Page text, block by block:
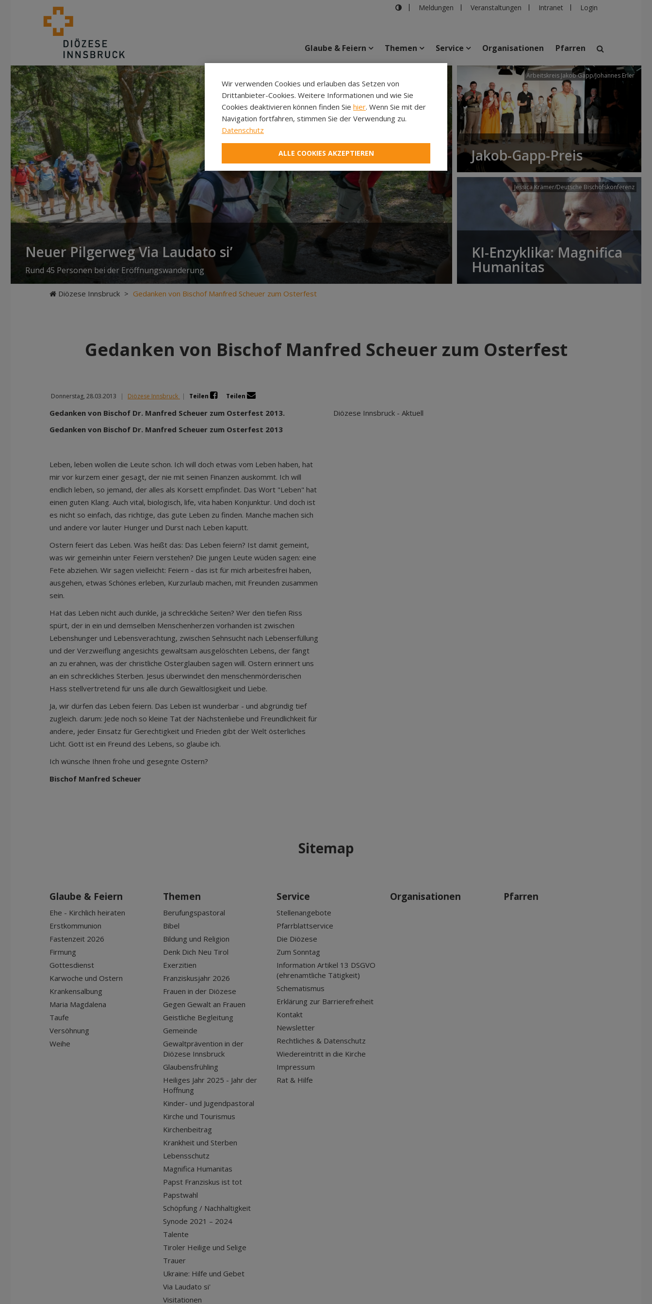
Meldungen Veranstaltungen Intranet Login
suchen
Veranstaltungen Personen Pfarren Einrichtungen
Glaube & Feiern Themen Service Organisationen Pfarren
Neuer Pilgerweg Via Laudato si’
Rund 45 Personen bei der Eröffnungswanderung
Arbeitskreis Jakob Gapp/Johannes Erler
Jakob-Gapp-Preis
Jessica Krämer/Deutsche Bischofskonferenz
KI-Enzyklika: Magnifica
Humanitas
Diözese Innsbruck > Gedanken von Bischof Manfred Scheuer zum Osterfest
Gedanken von Bischof Manfred Scheuer zum Osterfest
Donnerstag, 28.03.2013 | Diözese Innsbruck | Teilen Teilen
Gedanken von Bischof Dr. Manfred Scheuer zum Osterfest 2013.
Gedanken von Bischof Dr. Manfred Scheuer zum Osterfest 2013
Leben, leben wollen die Leute schon. Ich will doch etwas vom Leben haben, hat
mir vor kurzem einer gesagt, der nie mit seinen Finanzen auskommt. Ich will
endlich leben, so jemand, der alles als Korsett empfindet. Das Wort "Leben" hat
einen guten Klang. Auch vital, biologisch, life, vita haben Konjunktur. Und doch ist
es nicht so einfach, das richtige, das gute Leben zu finden. Manche machen sich
und andere vor lauter Hunger und Durst nach Leben kaputt.
Ostern feiert das Leben. Was heißt das: Das Leben feiern? Ist damit gemeint,
was wir gemeinhin unter Feiern verstehen? Die jungen Leute wüden sagen: eine
Fete abziehen. Wir sagen vielleicht: Feiern - das ist für mich arbeitesfrei haben,
ausgehen, etwas Schönes erleben, Kurzurlaub machen, mit Freunden zusammen
sein.
Hat das Leben nicht auch dunkle, ja schreckliche Seiten? Wer den tiefen Riss
spürt, der in ein und demselben Menschenherzen vorhanden ist zwischen
Lebenshunger und Lebensverachtung, zwischen Sehnsucht nach Lebenserfüllung
und der Verzweiflung angesichts gewaltsam ausgelöschten Lebens, der fängt
an zu erahnen, was der christliche Osterglauben sagen will. Ostern erinnert uns
an ein schreckliches Sterben. Jesus überwindet den menschenmörderischen
Hass stellvertretend für uns alle durch Gewaltlosigkeit und Liebe.
Ja, wir dürfen das Leben feiern. Das Leben ist wunderbar - und abgründig tief
zugleich. darum: Jede noch so kleine Tat der Nächstenliebe und Freundlichkeit für
andere, jeder Einsatz für Gerechtigkeit und Frieden gibt der Welt österliches
Licht. Gott ist ein Freund des Lebens, so glaube ich.
Ich wünsche Ihnen frohe und gesegnte Ostern?
Bischof Manfred Scheuer
Diözese Innsbruck - Aktuell
Sitemap
Glaube & Feiern
Ehe - Kirchlich heiraten
Erstkommunion
Fastenzeit 2026
Firmung
Gottesdienst
Karwoche und Ostern
Krankensalbung
Maria Magdalena
Taufe
Versöhnung
Weihe
Themen
Berufungspastoral
Bibel
Bildung und Religion
Denk Dich Neu Tirol
Exerzitien
Franziskusjahr 2026
Frauen in der Diözese
Gegen Gewalt an Frauen
Geistliche Begleitung
Gemeinde
Gewaltprävention in der
Diözese Innsbruck
Glaubensfrühling
Heiliges Jahr 2025 - Jahr der
Hoffnung
Kinder- und Jugendpastoral
Kirche und Tourismus
Kirchenbeitrag
Krankheit und Sterben
Lebensschutz
Magnifica Humanitas
Papst Franziskus ist tot
Papstwahl
Schöpfung / Nachhaltigkeit
Synode 2021 – 2024
Talente
Tiroler Heilige und Selige
Trauer
Ukraine: Hilfe und Gebet
Via Laudato si'
Visitationen
Service
Stellenangebote
Pfarrblattservice
Die Diözese
Zum Sonntag
Information Artikel 13 DSGVO
(ehrenamtliche Tätigkeit)
Schematismus
Erklärung zur Barrierefreiheit
Kontakt
Newsletter
Rechtliches & Datenschutz
Wiedereintritt in die Kirche
Impressum
Rat & Hilfe
Organisationen Pfarren
Wir verwenden Cookies und erlauben das Setzen von
Drittanbieter-Cookies. Weitere Informationen und wie Sie
Cookies deaktivieren können finden Sie hier. Wenn Sie mit der
Navigation fortfahren, stimmen Sie der Verwendung zu.
Datenschutz
ALLE COOKIES AKZEPTIEREN